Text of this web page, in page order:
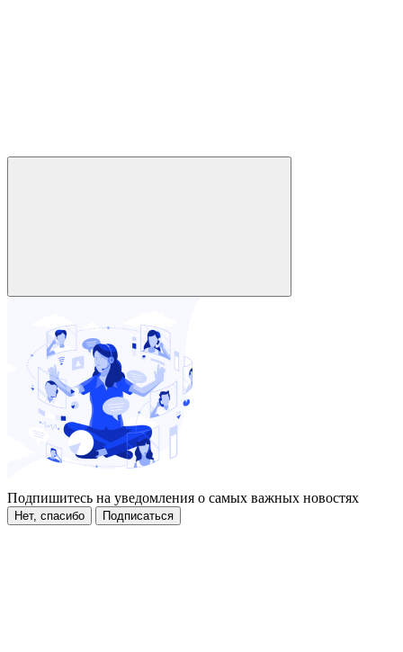
Подпишитесь на уведомления о самых важных новостях
Нет, спасибо Подписаться